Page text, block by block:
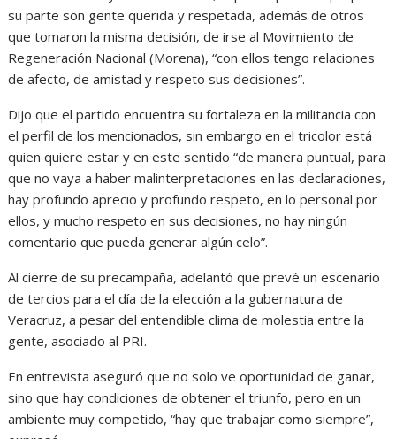
su parte son gente querida y respetada, además de otros
que tomaron la misma decisión, de irse al Movimiento de
Regeneración Nacional (Morena), “con ellos tengo relaciones
de afecto, de amistad y respeto sus decisiones”.
Dijo que el partido encuentra su fortaleza en la militancia con
el perfil de los mencionados, sin embargo en el tricolor está
quien quiere estar y en este sentido “de manera puntual, para
que no vaya a haber malinterpretaciones en las declaraciones,
hay profundo aprecio y profundo respeto, en lo personal por
ellos, y mucho respeto en sus decisiones, no hay ningún
comentario que pueda generar algún celo”.
Al cierre de su precampaña, adelantó que prevé un escenario
de tercios para el día de la elección a la gubernatura de
Veracruz, a pesar del entendible clima de molestia entre la
gente, asociado al PRI.
En entrevista aseguró que no solo ve oportunidad de ganar,
sino que hay condiciones de obtener el triunfo, pero en un
ambiente muy competido, “hay que trabajar como siempre”,